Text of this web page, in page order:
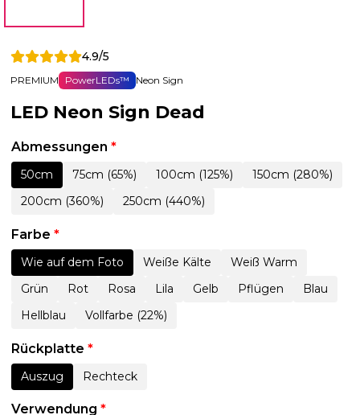
4.9/5
PREMIUM PowerLEDs™ Neon Sign
LED Neon Sign Dead
Abmessungen *
50cm 75cm (65%) 100cm (125%)
150cm (280%)
200cm (360%)
250cm (440%)
Farbe *
Wie auf dem Foto Weiße Kälte
Weiß Warm
Grün
Rot Rosa Lila Gelb Pflügen
Blau
Hellblau
Vollfarbe (22%)
Rückplatte *
Auszug Rechteck
Verwendung *